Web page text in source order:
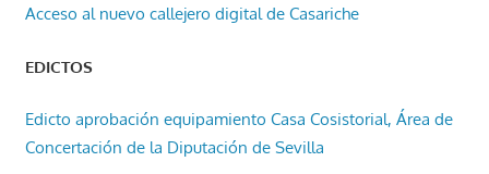
Acceso al nuevo callejero digital de Casariche
EDICTOS
Edicto aprobación equipamiento Casa Cosistorial, Área de
Concertación de la Diputación de Sevilla